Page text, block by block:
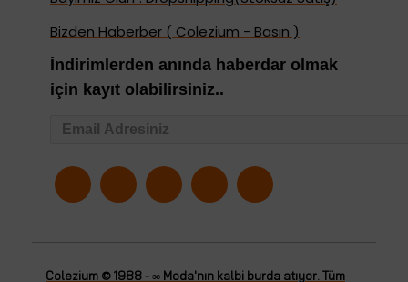
Bizden Haberber ( Colezium - Basın )
İndirimlerden anında haberdar olmak
için kayıt olabilirsiniz..
Colezium © 1988 - ∞ Moda'nın kalbi burda atıyor. Tüm